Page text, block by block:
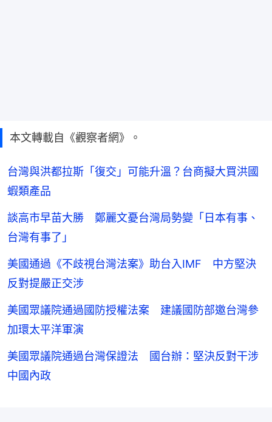
本文轉載自《觀察者網》。
台灣與洪都拉斯「復交」可能升溫？台商擬大買洪國
蝦類產品
談高市早苗大勝 鄭麗文憂台灣局勢變「日本有事、
台灣有事了」
美國通過《不歧視台灣法案》助台入IMF 中方堅決
反對提嚴正交涉
美國眾議院通過國防授權法案 建議國防部邀台灣參
加環太平洋軍演
美國眾議院通過台灣保證法 國台辦：堅決反對干涉
中國內政